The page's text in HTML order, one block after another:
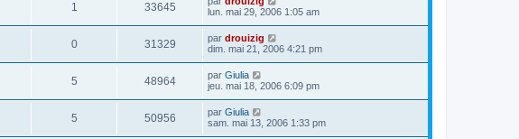
1 33645
lun. mai 29, 2006 1:05 am
0 31329 par drouizig
dim. mai 21, 2006 4:21 pm
5 48964 par Giulia
jeu. mai 18, 2006 6:09 pm
5 50956 par Giulia
sam. mai 13, 2006 1:33 pm